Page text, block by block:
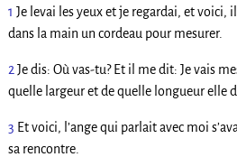
1 Je levai les yeux et je regardai, et voici,
dans la main un cordeau pour mesurer.
2 Je dis: Où vas-tu? Et il me dit: Je vais
quelle largeur et de quelle longueur elle
3 Et voici, l’ange qui parlait avec moi
sa rencontre.